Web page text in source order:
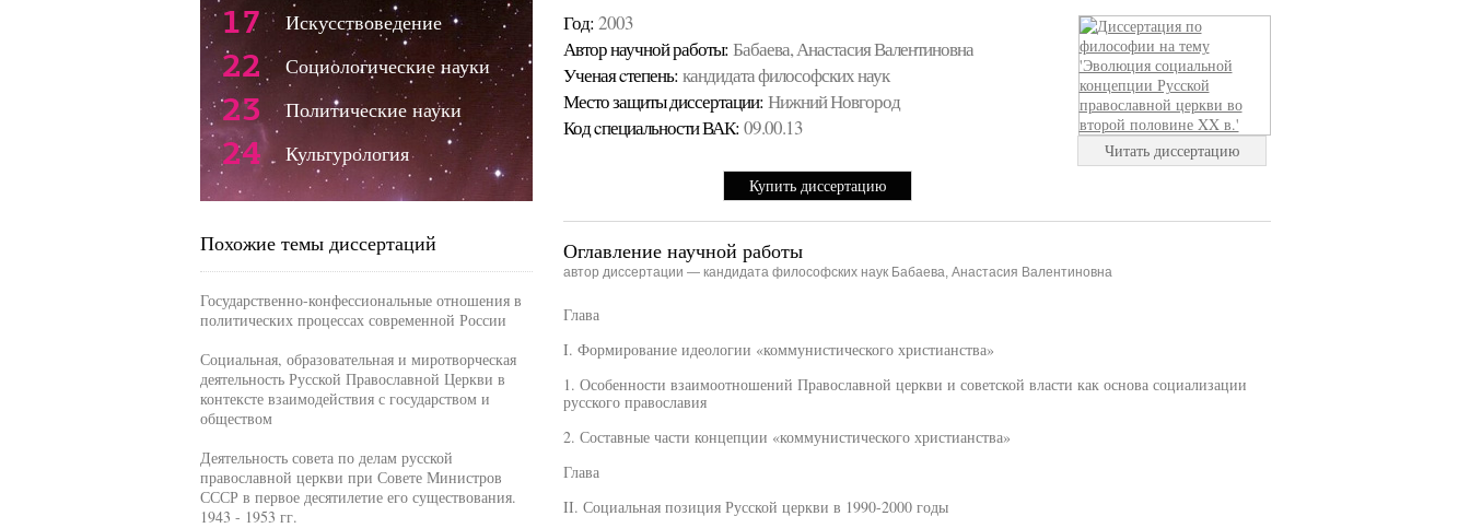
Год: 2003
Автор научной работы: Бабаева, Анастасия Валентиновна
Ученая cтепень: кандидата философских наук
Место защиты диссертации: Нижний Новгород
Код cпециальности ВАК: 09.00.13
Купить диссертацию
Читать диссертацию
Оглавление научной работы
автор диссертации — кандидата философских наук Бабаева, Анастасия Валентиновна
Глава
I. Формирование идеологии «коммунистического христианства»
1. Особенности взаимоотношений Православной церкви и советской власти как основа социализации
русского православия
2. Составные части концепции «коммунистического христианства»
Глава
II. Социальная позиция Русской церкви в 1990-2000 годы
17 Искусствоведение
22 Социологические науки
23 Политические науки
24 Культурология
Похожие темы диссертаций
Государственно-конфессиональные отношения в
политических процессах современной России
Социальная, образовательная и миротворческая
деятельность Русской Православной Церкви в
контексте взаимодействия с государством и
обществом
Деятельность совета по делам русской
православной церкви при Совете Министров
СССР в первое десятилетие его существования.
1943 - 1953 гг.